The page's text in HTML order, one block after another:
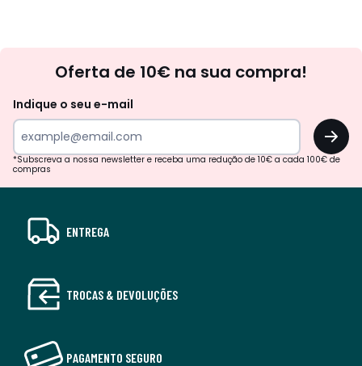
Oferta de 10€ na sua compra!
Indique o seu e-mail
OK
*Subscreva a nossa newsletter e receba uma redução de 10€ a cada 100€ de
compras
ENTREGA
TROCAS & DEVOLUÇÕES
PAGAMENTO SEGURO